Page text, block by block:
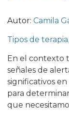
Autor: Camila
Tipos de
En el contexto
señales de
significativos
para
que